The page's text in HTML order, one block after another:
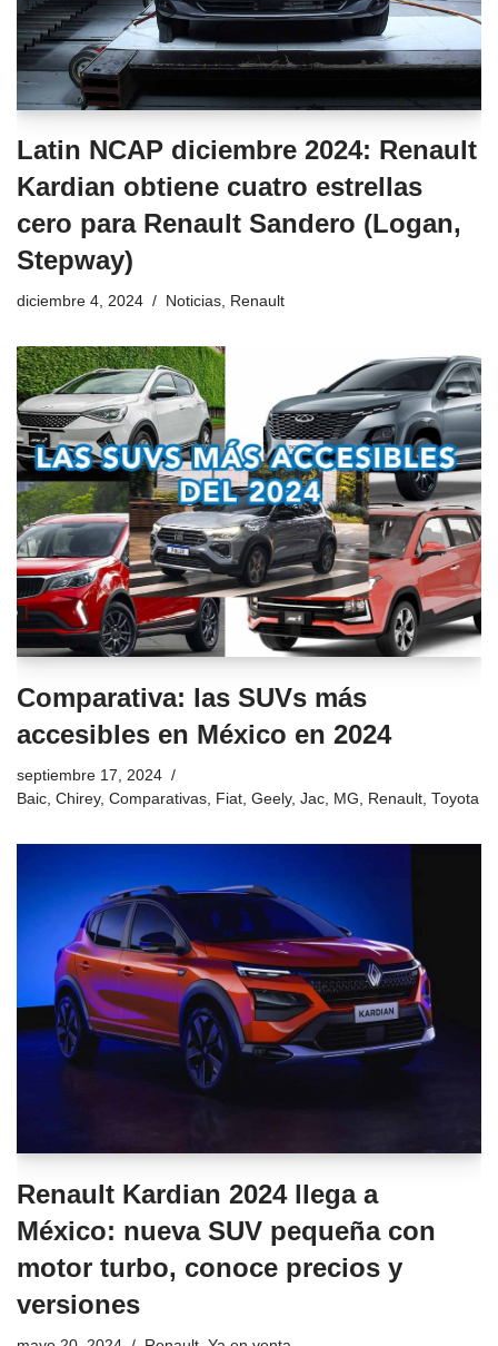
Latin NCAP diciembre 2024: Renault
Kardian obtiene cuatro estrellas
cero para Renault Sandero (Logan,
Stepway)
diciembre 4, 2024 Noticias, Renault
Comparativa: las SUVs más
accesibles en México en 2024
septiembre 17, 2024
Baic Chirey, Comparativas Fiat Geely, Jac MG Renault Toyota
Renault Kardian 2024 llega a
México: nueva SUV pequeña con
motor turbo, conoce precios y
versiones